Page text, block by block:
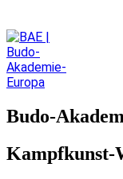
Budo-
Kampfkunst-